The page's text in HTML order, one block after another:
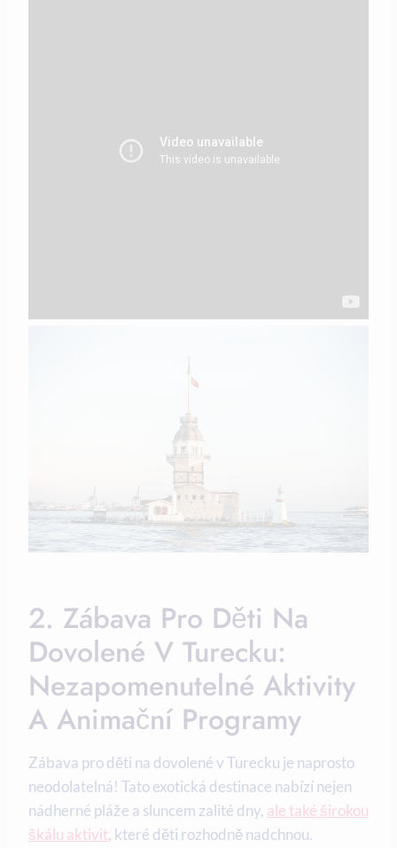
2. Zábava Pro Děti Na
Dovolené V Turecku:
Nezapomenutelné Aktivity
A Animační Programy
Zábava pro děti na dovolené v Turecku je naprosto
neodolatelná! Tato exotická destinace nabízí nejen
nádherné pláže a sluncem zalité dny, ale také širokou
škálu aktivit, které děti rozhodně nadchnou.